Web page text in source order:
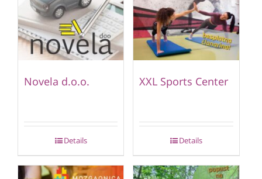
Novela d.o.o.
Details
XXL Sports Center
Details